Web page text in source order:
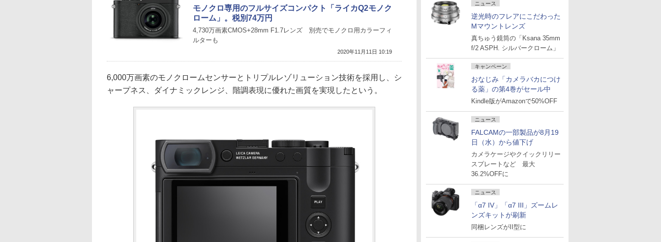
ニュース
逆光時のフレアにこだわった
Mマウントレンズ
真ちゅう鏡筒の「Ksana 35mm
f/2 ASPH. シルバークローム」
キャンペーン
おなじみ「カメラバカにつけ
る薬」の第4巻がセール中
Kindle版がAmazonで50%OFF
ニュース
FALCAMの一部製品が8月19
日（水）から値下げ
カメラケージやクイックリリー
スプレートなど 最大
36.2%OFFに
ニュース
「α7 IV」「α7 III」ズームレ
ンズキットが刷新
同梱レンズがII型に
モノクロ専用のフルサイズコンパクト「ライカQ2モノク
ローム」。税別74万円
4,730万画素CMOS+28mm F1.7レンズ 別売でモノクロ用カラーフィ
ルターも
2020年11月11日 10:19
6,000万画素のモノクロームセンサーとトリプルレゾリューション技術を採用し、シ
ャープネス、ダイナミックレンジ、階調表現に優れた画質を実現したという。